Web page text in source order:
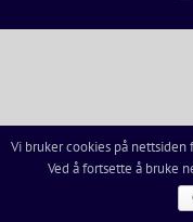
Vi bruker cookies på nettsiden
Ved å fortsette å bruke